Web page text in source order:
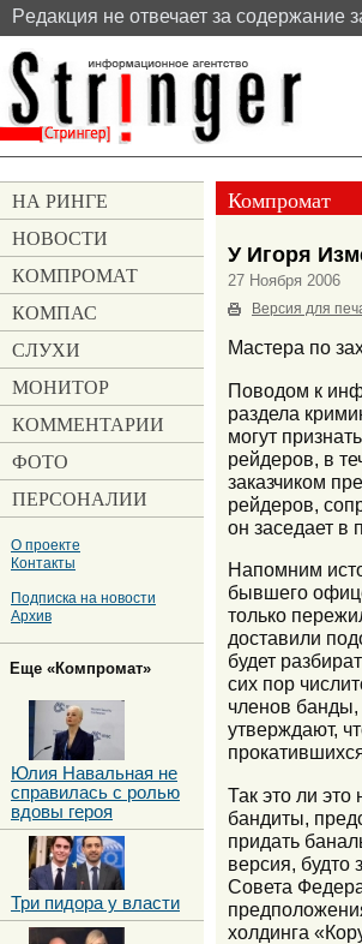
Pедакция не отвечает за содержание
Компромат
У Игоря
27 Ноября 2006
Версия для
Мастера по
Поводом к
раздела
могут
рейдеров, в
заказчиком
рейдеров,
он заседает в
Напомним
бывшего
только
доставили
будет
сих пор
членов банды,
утверждают,
Так это ли
бандиты,
придать
версия, будто
Совета
холдинга
НА РИНГЕ
НОВОСТИ
КОМПРОМАТ
КОМПАС
СЛУХИ
МОНИТОР
КОММЕНТАРИИ
ФОТО
ПЕРСОНАЛИИ
О проекте
Контакты
Подписка на новости
Архив
Еще «Компромат»
Юлия Навальная не
справилась с ролью
вдовы героя
Три пидора у власти